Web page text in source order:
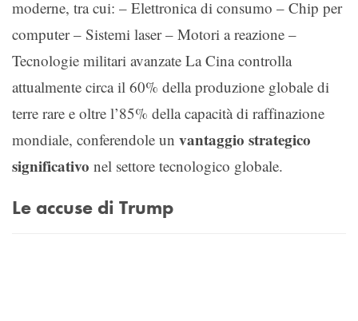
moderne, tra cui: – Elettronica di consumo – Chip per
computer – Sistemi laser – Motori a reazione –
Tecnologie militari avanzate La Cina controlla
attualmente circa il 60% della produzione globale di
terre rare e oltre l’85% della capacità di raffinazione
mondiale, conferendole un vantaggio strategico
significativo nel settore tecnologico globale.
Le accuse di Trump